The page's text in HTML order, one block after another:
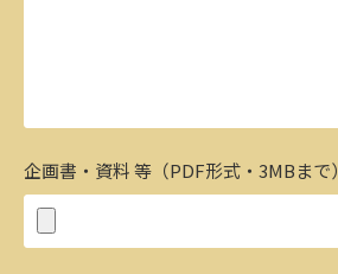
企画書・資料 等（PDF形式・3MBまで）